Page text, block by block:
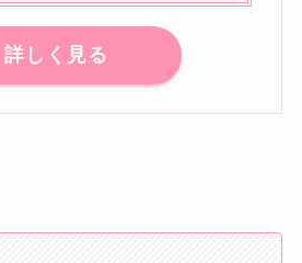
詳しく見る